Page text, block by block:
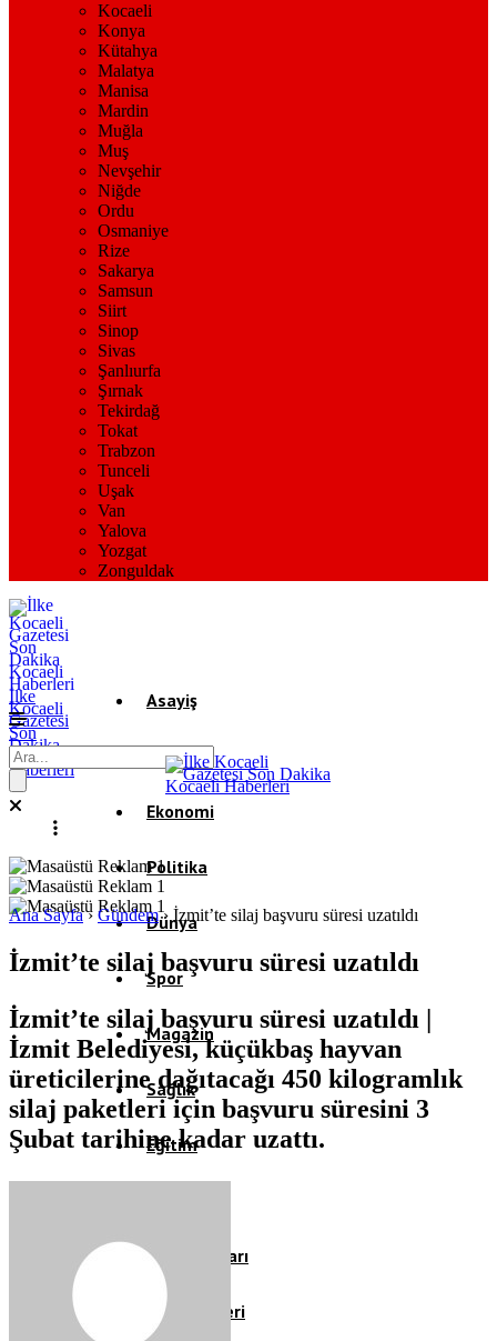
Kocaeli
Konya
Kütahya
Malatya
Manisa
Mardin
Muğla
Muş
Nevşehir
Niğde
Ordu
Osmaniye
Rize
Sakarya
Samsun
Siirt
Sinop
Sivas
Şanlıurfa
Şırnak
Tekirdağ
Tokat
Trabzon
Tunceli
Uşak
Van
Yalova
Yozgat
Zonguldak
İlke
Kocaeli
Gazetesi
Son
Dakika
Kocaeli
Haberleri
Asayiş
Gündem
Ekonomi
Politika
Dünya
Spor
Magazin
Sağlık
Eğitim
Köşe Yazıları
Video Galeri
Ana Sayfa› Gündem› İzmit’te silaj başvuru süresi uzatıldı
İzmit’te silaj başvuru süresi uzatıldı
İzmit’te silaj başvuru süresi uzatıldı |
İzmit Belediyesi, küçükbaş hayvan
üreticilerine dağıtacağı 450 kilogramlık
silaj paketleri için başvuru süresini 3
Şubat tarihine kadar uzattı.